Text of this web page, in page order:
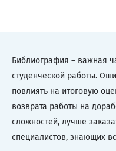
Библиография – важная
студенческой работы.
повлиять на итоговую
возврата работы на
сложностей, лучше
специалистов, знающих